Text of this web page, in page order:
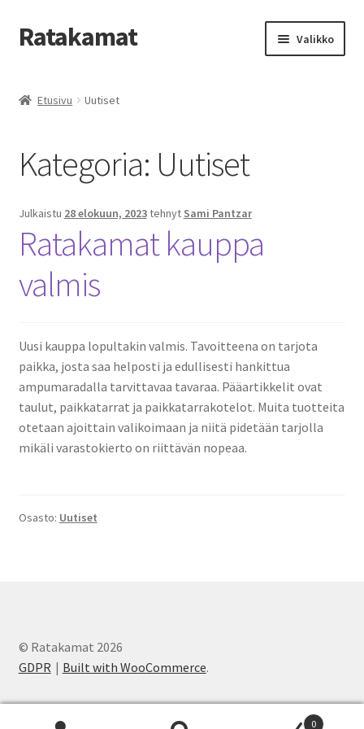
Siirry
navigointiin
Siirry
sisältöön
Ratakamat Valikko
Kassa
Käyttäjätili
Ostoskori
Takuu ja palautukset
Yhteystiedot
Etusivu Uutiset
Kategoria: Uutiset
Julkaistu 28 elokuun, 2023tehnyt Sami Pantzar
Ratakamat kauppa
valmis
Uusi kauppa lopultakin valmis. Tavoitteena on tarjota
paikka, josta saa helposti ja edullisesti hankittua
ampumaradalla tarvittavaa tavaraa. Pääartikkelit ovat
taulut, paikkatarrat ja paikkatarrakotelot. Muita tuotteita
otetaan ajoittain valikoimaan ja niitä pidetään tarjolla
mikäli varastokierto on riittävän nopeaa.
Osasto: Uutiset
© Ratakamat 2026
GDPR
Built with WooCommerce.
0